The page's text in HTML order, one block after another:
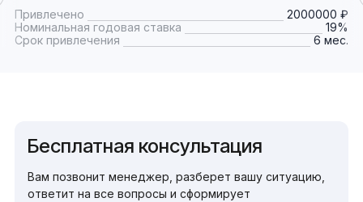
Привлечено
2000000 ₽
Номинальная годовая ставка
19%
Срок привлечения
6 мес.
Бесплатная консультация
Вам позвонит менеджер, разберет вашу ситуацию,
ответит на все вопросы и сформирует